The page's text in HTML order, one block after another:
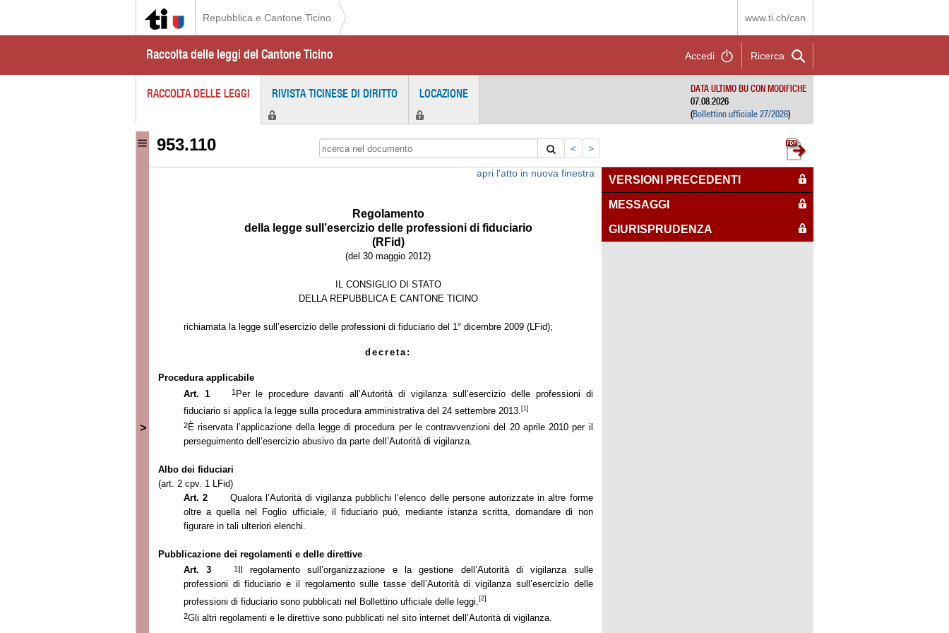
Repubblica e Cantone Ticino www.ti.ch/can
Raccolta delle leggi del Cantone Ticino Ricerca
Accedi
RACCOLTA DELLE LEGGI RIVISTA TICINESE DI DIRITTO LOCAZIONE
DATA ULTIMO BU CON MODIFICHE
07.08.2026
(Bollettino ufficiale 27/2026)
>
953.110 < >
apri l'atto in nuova finestra
Regolamento
della legge sull’esercizio delle professioni di fiduciario
(RFid)
(del 30 maggio 2012)
IL CONSIGLIO DI STATO
DELLA REPUBBLICA E CANTONE TICINO
richiamata la legge sull’esercizio delle professioni di fiduciario del 1° dicembre 2009 (LFid);
decreta:
Procedura applicabile
Art. 1
1 Per le procedure davanti all’Autorità di vigilanza sull’esercizio delle professioni di
fiduciario si applica la legge sulla procedura amministrativa del 24 settembre 2013. [1]
2È riservata l’applicazione della legge di procedura per le contravvenzioni del 20 aprile 2010 per il
perseguimento dell’esercizio abusivo da parte dell’Autorità di vigilanza.
Albo dei fiduciari
(art. 2 cpv. 1 LFid)
Art. 2
Qualora l’Autorità di vigilanza pubblichi l’elenco delle persone autorizzate in altre forme
oltre a quella nel Foglio ufficiale, il fiduciario può, mediante istanza scritta, domandare di non
figurare in tali ulteriori elenchi.
Pubblicazione dei regolamenti e delle direttive
Art. 3
1Il regolamento sull’organizzazione e la gestione dell’Autorità di vigilanza sulle
professioni di fiduciario e il regolamento sulle tasse dell’Autorità di vigilanza sull’esercizio delle
professioni di fiduciario sono pubblicati nel Bollettino ufficiale delle leggi. [2]
2Gli altri regolamenti e le direttive sono pubblicati nel sito internet dell’Autorità di vigilanza.
VERSIONI PRECEDENTI
MESSAGGI
GIURISPRUDENZA